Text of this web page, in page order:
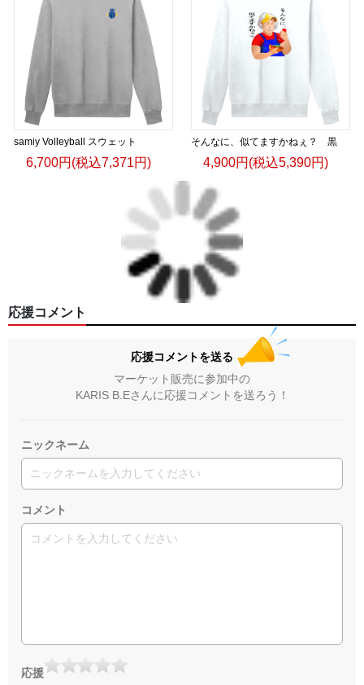
samiy Volleyball スウェット
6,700円(税込7,371円)
そんなに、似てますかねぇ？ 黒
4,900円(税込5,390円)
応援コメント
応援コメントを送る
マーケット販売に参加中の
KARIS B.Eさんに応援コメントを送ろう！
ニックネーム
コメント
応援